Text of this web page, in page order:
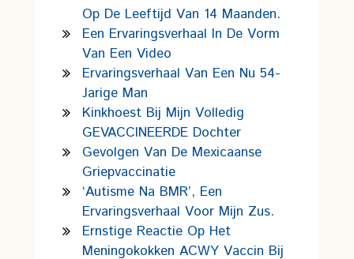
Op De Leeftijd Van 14 Maanden.
Een Ervaringsverhaal In De Vorm
Van Een Video
Ervaringsverhaal Van Een Nu 54-
Jarige Man
Kinkhoest Bij Mijn Volledig
GEVACCINEERDE Dochter
Gevolgen Van De Mexicaanse
Griepvaccinatie
‘Autisme Na BMR’, Een
Ervaringsverhaal Voor Mijn Zus.
Ernstige Reactie Op Het
Meningokokken ACWY Vaccin Bij